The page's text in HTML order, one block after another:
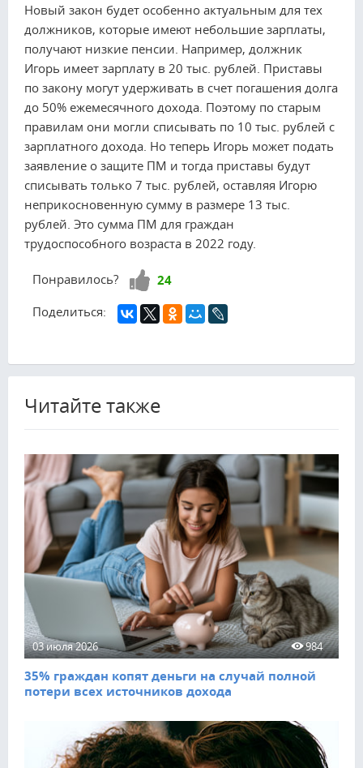
Новый закон будет особенно актуальным для тех
должников, которые имеют небольшие зарплаты,
получают низкие пенсии. Например, должник
Игорь имеет зарплату в 20 тыс. рублей. Приставы
по закону могут удерживать в счет погашения долга
до 50% ежемесячного дохода. Поэтому по старым
правилам они могли списывать по 10 тыс. рублей с
зарплатного дохода. Но теперь Игорь может подать
заявление о защите ПМ и тогда приставы будут
списывать только 7 тыс. рублей, оставляя Игорю
неприкосновенную сумму в размере 13 тыс.
рублей. Это сумма ПМ для граждан
трудоспособного возраста в 2022 году.
Понравилось? Нравится!
24
Поделиться:
Читайте также
03 июля 2026 984
35% граждан копят деньги на случай полной
потери всех источников дохода